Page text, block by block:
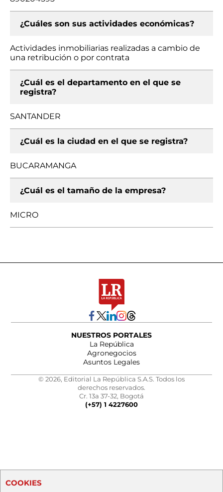
¿Cuáles son sus actividades económicas?
Actividades inmobiliarias realizadas a cambio de
una retribución o por contrata
¿Cuál es el departamento en el que se
registra?
SANTANDER
¿Cuál es la ciudad en el que se registra?
BUCARAMANGA
¿Cuál es el tamaño de la empresa?
MICRO
NUESTROS PORTALES
La República
Agronegocios
Asuntos Legales
© 2026, Editorial La República S.A.S. Todos los
derechos reservados.
Cr. 13a 37-32, Bogotá
(+57) 1 4227600
COOKIES